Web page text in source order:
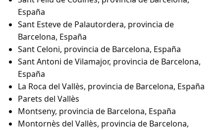
España
Sant Esteve de Palautordera, provincia de
Barcelona, España
Sant Celoni, provincia de Barcelona, España
Sant Antoni de Vilamajor, provincia de Barcelona,
España
La Roca del Vallès, provincia de Barcelona, España
Parets del Vallès
Montseny, provincia de Barcelona, España
Montornès del Vallès, provincia de Barcelona,